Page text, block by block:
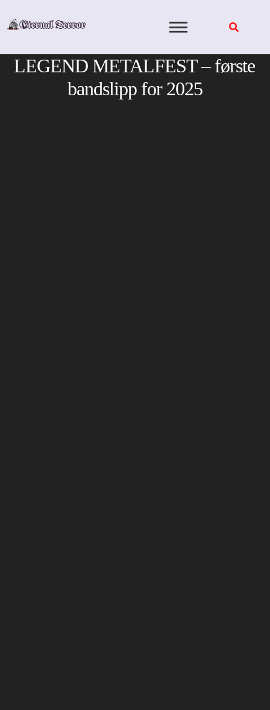
LEGEND METALFEST – første
bandslipp for 2025